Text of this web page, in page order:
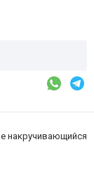
накручивающийся